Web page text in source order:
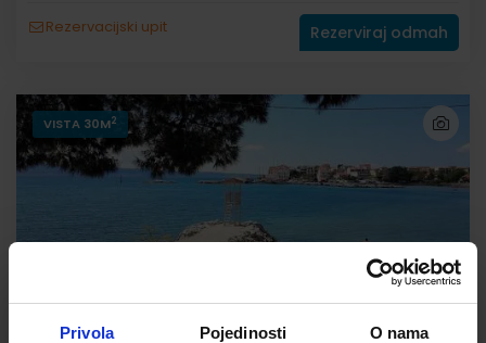
Privola Pojedinosti O nama
Rezervacijski upit Rezerviraj odmah
VISTA 30M2
Neki sadržaji i usluge nisu dostupni cijelu godinu. **